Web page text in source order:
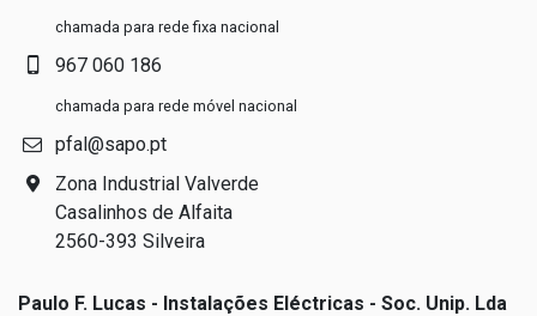
chamada para rede fixa nacional
967 060 186
chamada para rede móvel nacional
pfal@sapo.pt
Zona Industrial Valverde
Casalinhos de Alfaita
2560-393 Silveira
Paulo F. Lucas - Instalações Eléctricas - Soc. Unip. Lda